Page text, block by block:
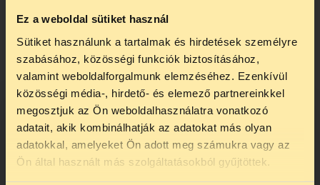
Ez a weboldal sütiket használ
Sütiket használunk a tartalmak és hirdetések személyre
szabásához, közösségi funkciók biztosításához,
valamint weboldalforgalmunk elemzéséhez. Ezenkívül
közösségi média-, hirdető- és elemező partnereinkkel
megosztjuk az Ön weboldalhasználatra vonatkozó
adatait, akik kombinálhatják az adatokat más olyan
adatokkal, amelyeket Ön adott meg számukra vagy az
Ön által használt más szolgáltatásokból gyűjtöttek.
alkalommal került kereszttűzbe humoros,
vállaltan valótlan (vö: a Magazin
impresszumában szereplő állítással: ” A
Matula Magazin hazudik”) cikkeivel. A
TASZ álláspontja az, hogy a szólás-és
véleménynyilvánítási szabadságot
elfogadhatalan olyan meg-meginduló
büntetőeljárásokkal fenyegetni, melyek
esetében jogvégzett emberek számára
egyértelmű, hogy a nyomozások
TELEFONOS JOGSEGÉLY
SZÜNET!